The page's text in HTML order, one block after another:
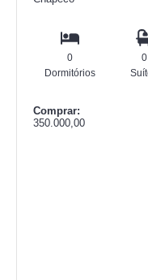
0
Dormitórios
0
Comprar:
350.000,00